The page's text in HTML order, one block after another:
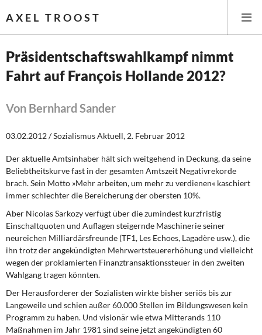
AXEL TROOST
Startseite
Themen
Leitlinien linker Wirtschafts- und Finanzpolitik
Wirtschaftspolitik
Steuer- und Finanzpolitik
Öffentliche Infrastruktur und Daseinsvorsorge
Eurokrise und Griechenland
DIE LINKE
Weitere Themen
Memo-Gruppe
Präsidentschaftswahlkampf nimmt
Fahrt auf François Hollande 2012?
Von Bernhard Sander
03.02.2012 / Sozialismus Aktuell, 2. Februar 2012
Der aktuelle Amtsinhaber hält sich weitgehend in Deckung, da seine
Beliebtheitskurve fast in der gesamten Amtszeit Negativrekorde
brach. Sein Motto »Mehr arbeiten, um mehr zu verdienen« kaschiert
immer schlechter die Bereicherung der obersten 10%.
Aber Nicolas Sarkozy verfügtüber die zumindest kurzfristig
Einschaltquoten und Auflagen steigernde Maschinerie seiner
neureichen Milliardärsfreunde (TF1, Les Echoes, Lagadère usw.), die
ihn trotz der angekündigten Mehrwertsteuererhöhung und vielleicht
wegen der proklamierten Finanztransaktionssteuer in den zweiten
Wahlgang tragen könnten.
Der Herausforderer der Sozialisten wirkte bisher seriös bis zur
Langeweile und schien außer 60.000 Stellen im Bildungswesen kein
Programm zu haben. Und visionär wie etwa Mitterands 110
Maßnahmen im Jahr 1981 sind seine jetzt angekündigten 60